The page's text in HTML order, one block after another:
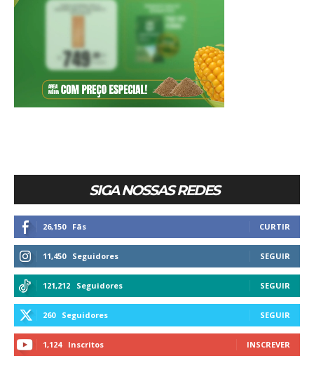
SIGA NOSSAS REDES
26,150 Fãs CURTIR
11,450 Seguidores SEGUIR
121,212 Seguidores SEGUIR
260 Seguidores SEGUIR
1,124 Inscritos INSCREVER